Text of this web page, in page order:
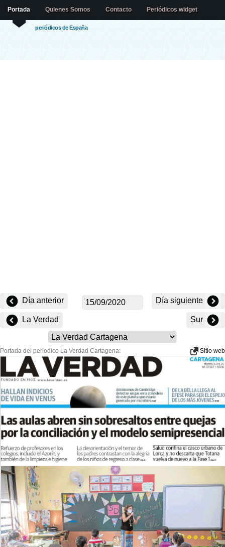
periódicos de España
Portada Quienes Somos Contacto Periódicos widget
Día anterior Día siguiente
La Verdad Sur
Portada del periodico La Verdad Cartagena: Sitio web